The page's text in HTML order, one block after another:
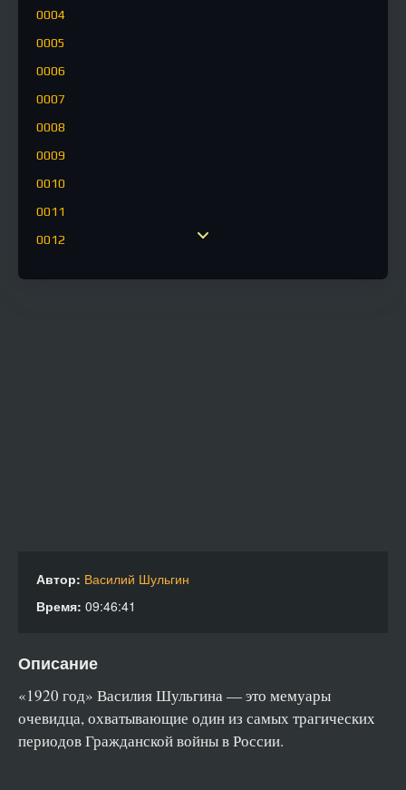
0004
0005
0006
0007
0008
0009
0010
0011
0012
0024
0025
0027
0028
Автор: Василий Шульгин
Время: 09:46:41
Описание
«1920 год» Василия Шульгина — это мемуары
очевидца, охватывающие один из самых трагических
периодов Гражданской войны в России.